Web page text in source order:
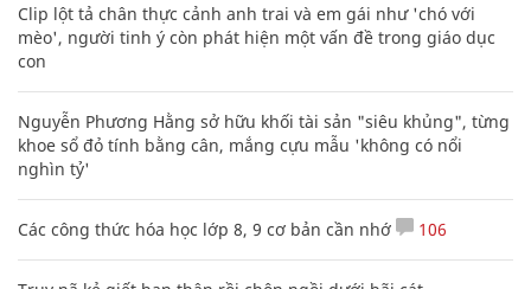
Clip lột tả chân thực cảnh anh trai và em gái như 'chó với
mèo', người tinh ý còn phát hiện một vấn đề trong giáo dục
con
Nguyễn Phương Hằng sở hữu khối tài sản "siêu khủng", từng
khoe sổ đỏ tính bằng cân, mắng cựu mẫu 'không có nổi
nghìn tỷ'
Các công thức hóa học lớp 8, 9 cơ bản cần nhớ 106